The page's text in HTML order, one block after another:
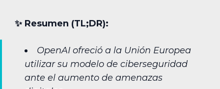
✨︎ Resumen (TL;DR):
OpenAI ofreció a la Unión Europea
utilizar su modelo de ciberseguridad
ante el aumento de amenazas